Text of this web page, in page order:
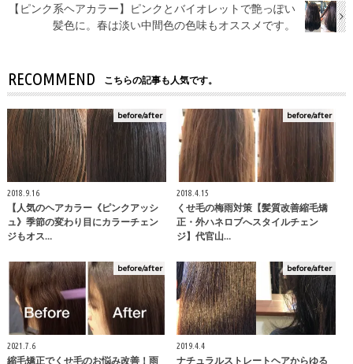
【ピンク系ヘアカラー】ピンクとバイオレットで艶っぽい
髪色に。春は淡い中間色の色味もオススメです。
RECOMMEND こちらの記事も人気です。
before/after
2018.9.16
【人気のヘアカラー《ピンクアッシ
ュ》季節の変わり目にカラーチェン
ジもオス…
before/after
2018.4.15
くせ毛の梅雨対策【髪質改善縮毛矯
正・外ハネロブへスタイルチェン
ジ】代官山…
before/after
2021.7.6
縮毛矯正でくせ毛のお悩み改善！雨
before/after
2019.4.4
ナチュラルストレートヘアからゆる